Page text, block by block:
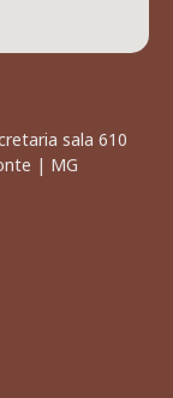
sala 610
| MG